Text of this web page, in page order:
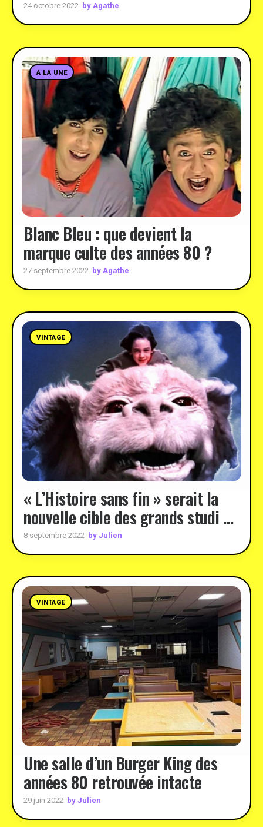
24 octobre 2022 by Agathe
A LA UNE
Blanc Bleu : que devient la
marque culte des années 80 ?
27 septembre 2022 by Agathe
VINTAGE
« L’Histoire sans fin » serait la
nouvelle cible des grands studi …
8 septembre 2022 by Julien
VINTAGE
Une salle d’un Burger King des
années 80 retrouvée intacte
29 juin 2022 by Julien